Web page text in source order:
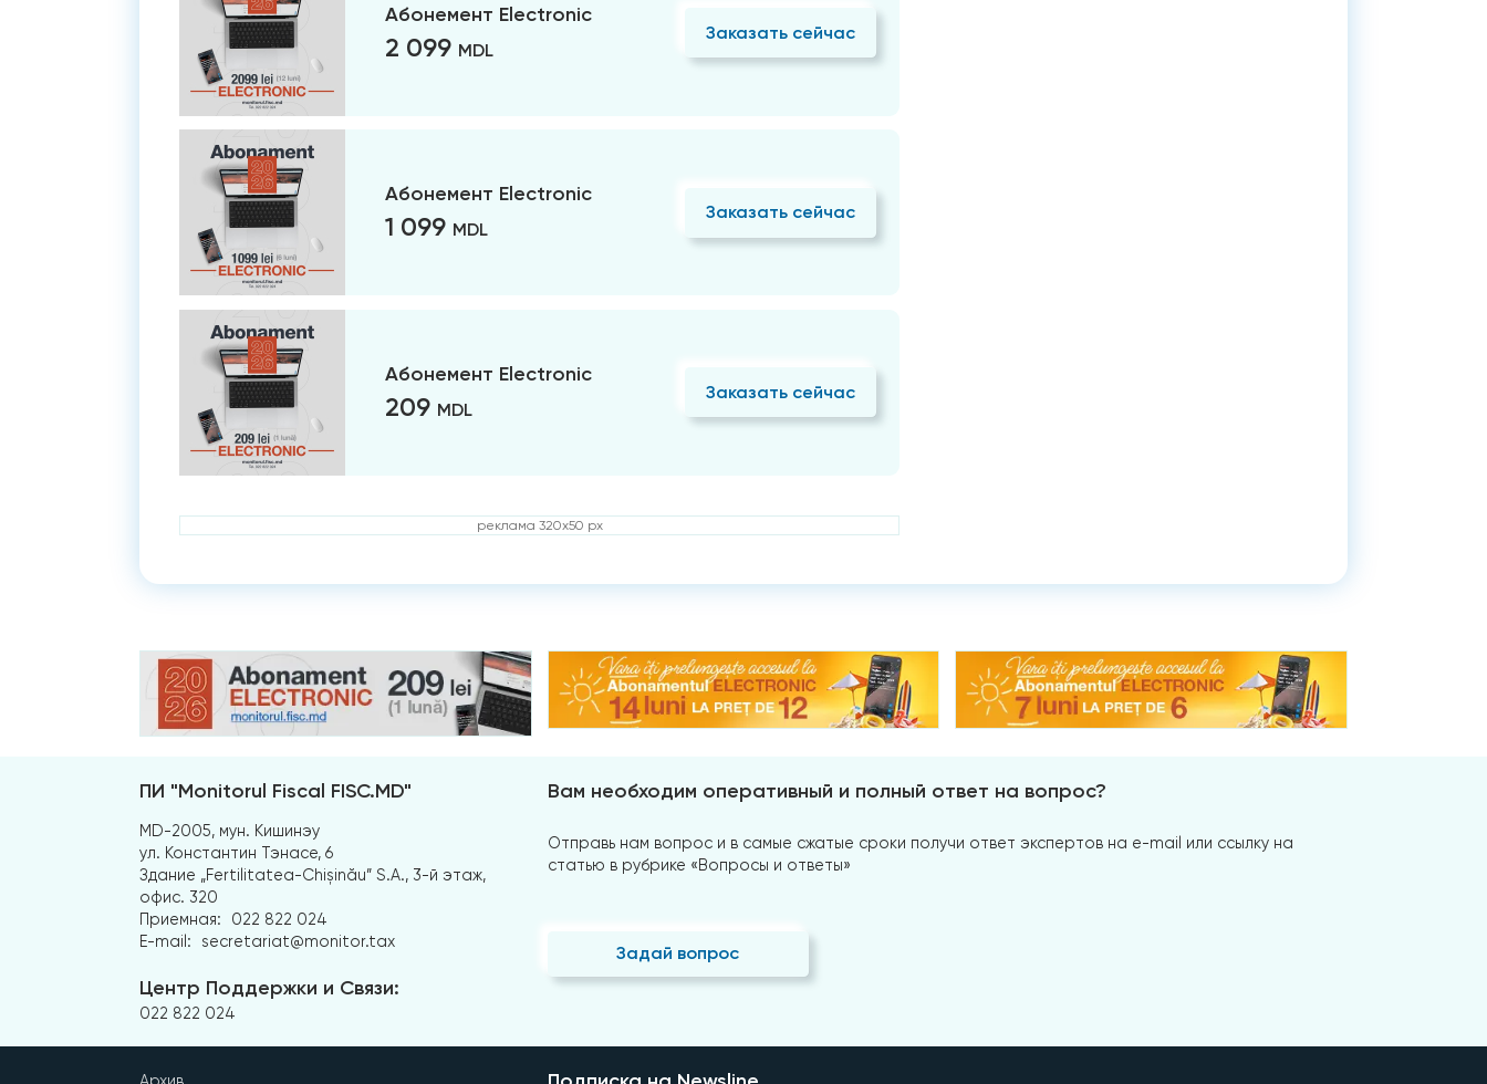
Абонемент Electronic
2 099 MDL
Заказать сейчас
Абонемент Electronic
1 099 MDL
Заказать сейчас
Абонемент Electronic
209 MDL
Заказать сейчас
реклама 320x50 px
ПИ "Monitorul Fiscal FISC.MD"
MD-2005, мун. Кишинэу
ул. Константин Тэнасе, 6
Здание „Fertilitatea-Chișinău” S.A., 3-й этаж,
офис. 320
Приемная:
022 822 024
E-mail:
secretariat@monitor.tax
Центр Поддержки и Связи:
022 822 024
Вам необходим оперативный и полный ответ на вопрос?
Отправь нам вопрос и в самые сжатые сроки получи ответ экспертов на e-mail или ссылку на
статью в рубрике «Вопросы и ответы»
Задай вопрос